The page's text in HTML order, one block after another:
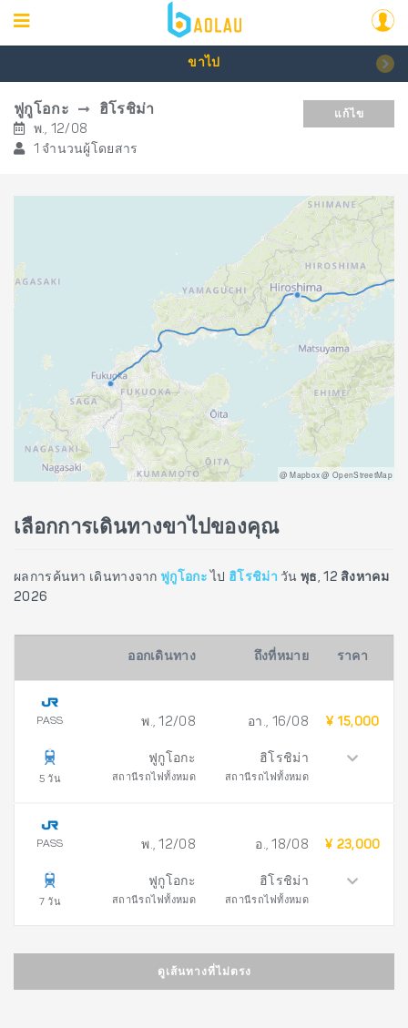
ขาไป
ฟูกูโอกะ ฮิโรชิม่า
พ., 12/08
1 จำนวนผู้โดยสาร
แก้ไข
@ Mapbox @ OpenStreetMap
เลือกการเดินทางขาไปของคุณ
ผลการค้นหา เดินทางจาก ฟูกูโอกะ ไป ฮิโรชิม่า วันพุธ, 12 สิงหาคม
2026
ออกเดินทาง ถึงที่หมาย ราคา
PASS
5 วัน
พ., 12/08
ฟูกูโอกะ
สถานีรถไฟทั้งหมด
อา., 16/08
ฮิโรชิม่า
สถานีรถไฟทั้งหมด
¥ 15,000
PASS
7 วัน
พ., 12/08
ฟูกูโอกะ
สถานีรถไฟทั้งหมด
อ., 18/08
ฮิโรชิม่า
สถานีรถไฟทั้งหมด
¥ 23,000
ดูเส้นทางที่ไม่ตรง